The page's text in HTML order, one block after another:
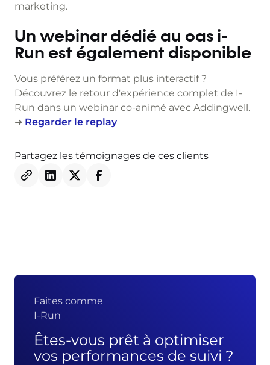
Faites comme
I-Run
Êtes-vous prêt à optimiser
vos performances de suivi ?
marketing.
Un webinar dédié au cas i-
Run est également disponible
Vous préférez un format plus interactif ?
Découvrez le retour d'expérience complet de I-
Run dans un webinar co-animé avec Addingwell.
➜ Regarder le replay
Partagez les témoignages de ces clients